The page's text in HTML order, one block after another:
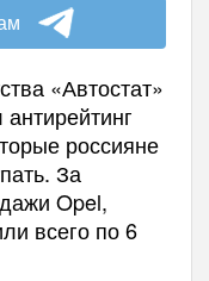
«Автостат»
россияне
За
Opel,
всего по 6